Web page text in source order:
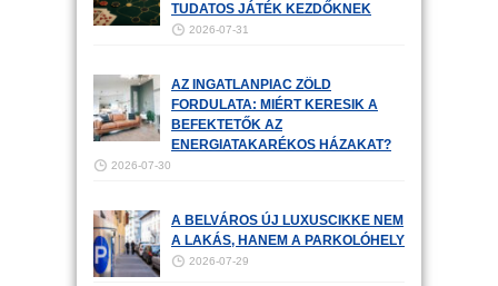
TUDATOS JÁTÉK KEZDŐKNEK
2026-07-31
AZ INGATLANPIAC ZÖLD
FORDULATA: MIÉRT KERESIK A
BEFEKTETŐK AZ
ENERGIATAKARÉKOS HÁZAKAT?
2026-07-30
A BELVÁROS ÚJ LUXUSCIKKE NEM
A LAKÁS, HANEM A PARKOLÓHELY
2026-07-29